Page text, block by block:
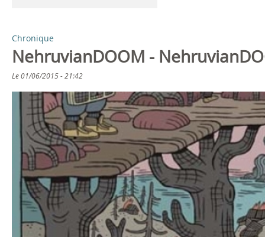
Chronique
NehruvianDOOM -
Le01/06/2015 - 21:42